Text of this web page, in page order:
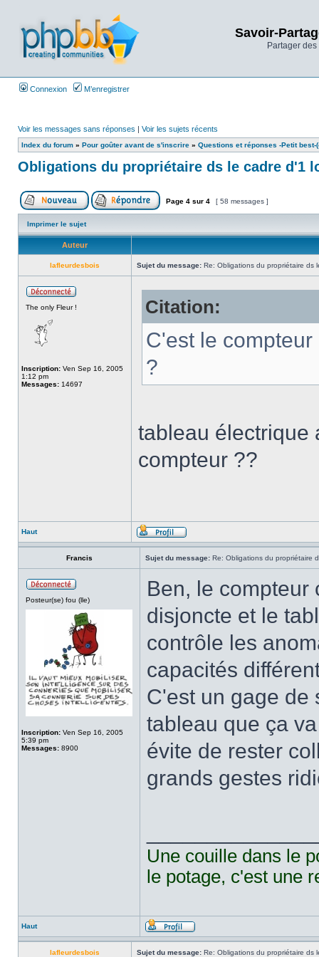
Savoir-
Partager
Connexion M’enregistrer
Voir les messages sans réponses | Voir les sujets récents
Index du forum » Pour goûter avant de s'inscrire » Questions et réponses -Petit best-
Obligations du propriétaire ds le cadre d'1
Page 4 sur 4 [ 58 messages ]
Imprimer le sujet
Auteur
lafleurdesbois Sujet du message: Re: Obligations du propriétaire ds
The only Fleur !
Inscription: Ven Sep 16, 2005
1:12 pm
Messages: 14697
Citation:
C'est le
?
tableau électrique
compteur ??
Haut
Francis Sujet du message: Re: Obligations du propriétaire
Posteur(se) fou (lle)
Inscription: Ven Sep 16, 2005
5:39 pm
Messages: 8900
Ben, le compteur
disjoncte et le
contrôle les
capacités
C'est un gage de
tableau que ça
évite de rester
grands gestes
Une couille dans le
le potage, c'est une
Haut
lafleurdesbois Sujet du message: Re: Obligations du propriétaire ds